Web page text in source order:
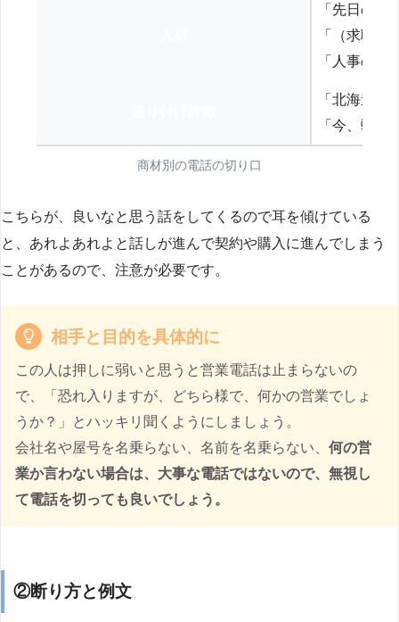
「先日の
「（求職
「人事の方
「北海道
「今、弊
商材別の電話の切り口
こちらが、良いなと思う話をしてくるので耳を傾けている
と、あれよあれよと話しが進んで契約や購入に進んでしまう
ことがあるので、注意が必要です。
相手と目的を具体的に
この人は押しに弱いと思うと営業電話は止まらないの
で、「恐れ入りますが、どちら様で、何かの営業でしょ
うか？」とハッキリ聞くようにしましょう。
会社名や屋号を名乗らない、名前を名乗らない、 何の営
業か言わない場合は、大事な電話ではないので、無視し
て電話を切っても良いでしょう。
②断り方と例文